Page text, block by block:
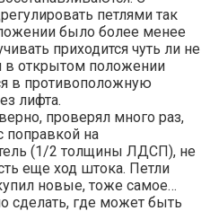
петлями так
было более менее
приходится чуть ли не
в открытом положении
в противоположную
лифта.
проверял много раз,
поправкой на
(1/2 толщины ЛДСП), не
еще ход штока. Петли
новые, тоже самое…
сделать, где может быть